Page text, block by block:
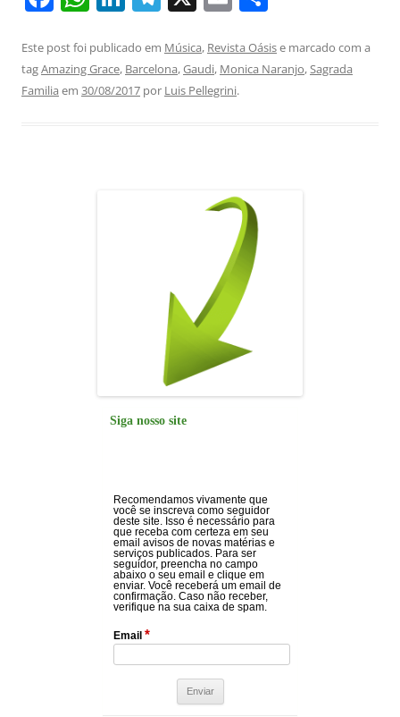
c
e
at
s
k
e
e
gr
ai
l
ar
e
Este post foi publicado em Música, Revista Oásise marcado com a
tagAmazing Grace, Barcelona,Gaudi, Monica Naranjo,Sagrada
Familia em 30/08/2017 por Luis Pellegrini.
Siga nosso site
Recomendamos vivamente que
você se inscreva como seguidor
deste site. Isso é necessário para
que receba com certeza em seu
email avisos de novas matérias e
serviços publicados. Para ser
seguidor, preencha no campo
abaixo o seu email e clique em
enviar. Você receberá um email de
confirmação. Caso não receber,
verifique na sua caixa de spam.
Email *